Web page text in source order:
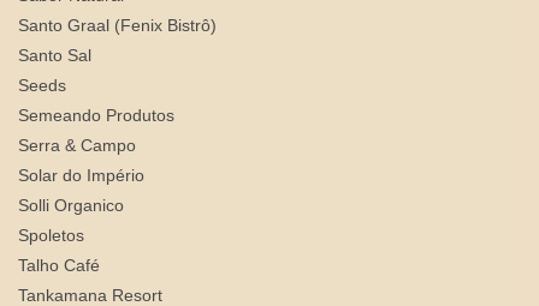
Santo Graal (Fenix Bistrô)
Santo Sal
Seeds
Semeando Produtos
Serra & Campo
Solar do Império
Solli Organico
Spoletos
Talho Café
Tankamana Resort